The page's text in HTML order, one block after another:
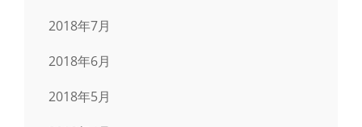
2018年7月
2018年6月
2018年5月